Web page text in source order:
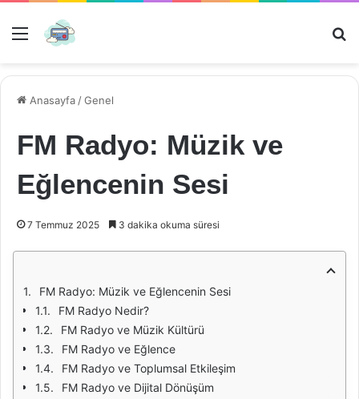
Menü
Anasayfa /Genel
FM Radyo: Müzik ve
Eğlencenin Sesi
7 Temmuz 2025 3 dakika okuma süresi
FM Radyo: Müzik ve Eğlencenin Sesi
FM Radyo Nedir?
FM Radyo ve Müzik Kültürü
FM Radyo ve Eğlence
FM Radyo ve Toplumsal Etkileşim
FM Radyo ve Dijital Dönüşüm